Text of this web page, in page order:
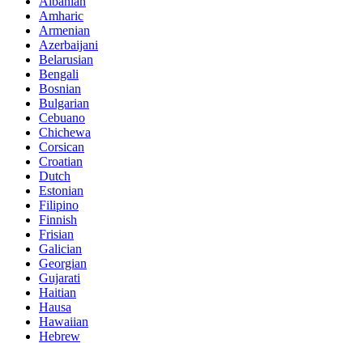
Amharic
Armenian
Azerbaijani
Belarusian
Bengali
Bosnian
Bulgarian
Cebuano
Chichewa
Corsican
Croatian
Dutch
Estonian
Filipino
Finnish
Frisian
Galician
Georgian
Gujarati
Haitian
Hausa
Hawaiian
Hebrew